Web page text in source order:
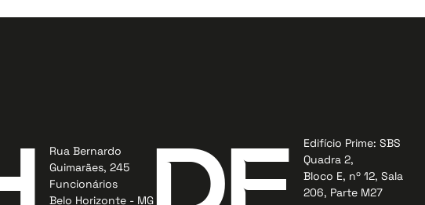
Rua Bernardo
Guimarães, 245
Funcionários
Belo Horizonte - MG
Edifício Prime: SBS
Quadra 2,
Bloco E, nº 12, Sala
206, Parte M27